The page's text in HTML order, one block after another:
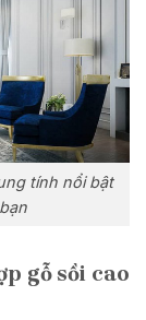
tính nổi bật
gỗ sồi cao